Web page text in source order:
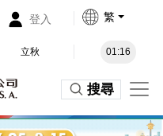
登入 繁
立秋 01:16
搜尋